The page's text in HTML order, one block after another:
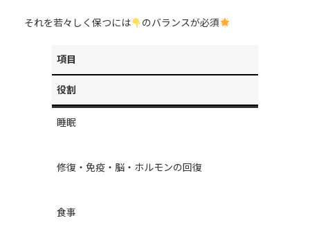
それを若々しく保つには のバランスが必須
項目
役割
睡眠
修復・免疫・脳・ホルモンの回復
食事